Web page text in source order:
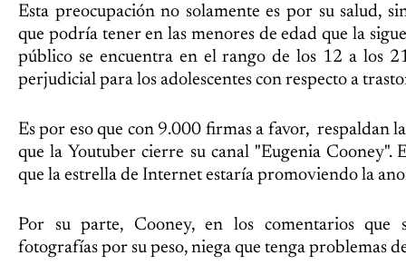
Esta preocupación no solamente es por su salud,
que podría tener en las menores de edad que la
público se encuentra en el rango de los 12 a los
perjudicial para los adolescentes con respecto a
Es por eso que con 9.000 firmas a favor, respaldan
que la Youtuber cierre su canal "Eugenia Cooney".
que la estrella de Internet estaría promoviendo la
Por su parte, Cooney, en los comentarios que
fotografías por su peso, niega que tenga problemas